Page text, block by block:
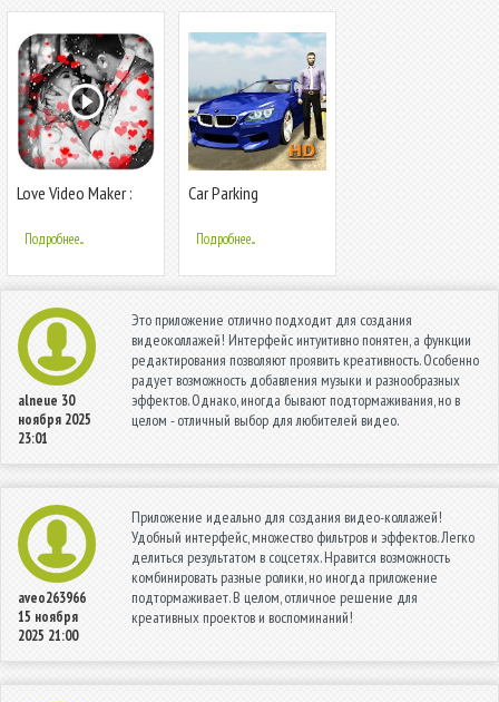
Love Video Maker :
With Music
Подробнее...
Car Parking
Подробнее...
alneue 30
ноября 2025
23:01
Это приложение отлично подходит для создания
видеоколлажей! Интерфейс интуитивно понятен, а функции
редактирования позволяют проявить креативность. Особенно
радует возможность добавления музыки и разнообразных
эффектов. Однако, иногда бывают подтормаживания, но в
целом - отличный выбор для любителей видео.
aveo263966
15 ноября
2025 21:00
Приложение идеально для создания видео-коллажей!
Удобный интерфейс, множество фильтров и эффектов. Легко
делиться результатом в соцсетях. Нравится возможность
комбинировать разные ролики, но иногда приложение
подтормаживает. В целом, отличное решение для
креативных проектов и воспоминаний!